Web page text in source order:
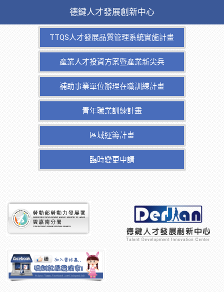
德鍵人才發展創新中心
TTQS人才發展品質管理系統實施計畫
產業人才投資方案暨產業新尖兵
補助事業單位辦理在職訓練計畫
青年職業訓練計畫
區域運籌計畫
臨時變更申請